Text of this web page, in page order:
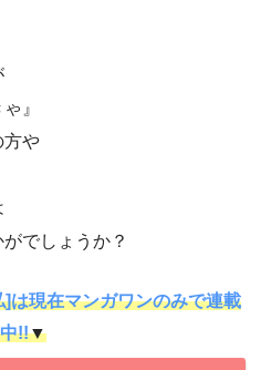
』
方や
でしょうか？
は現在マンガワンのみで連載
中!!▼